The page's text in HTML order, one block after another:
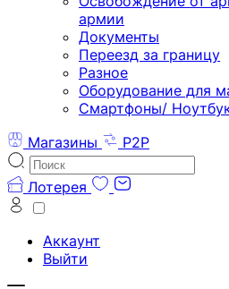
армии
Документы
Переезд за границу
Разное
Оборудование для
Смартфоны/
Магазины
P2P
Лотерея
Аккаунт
Выйти